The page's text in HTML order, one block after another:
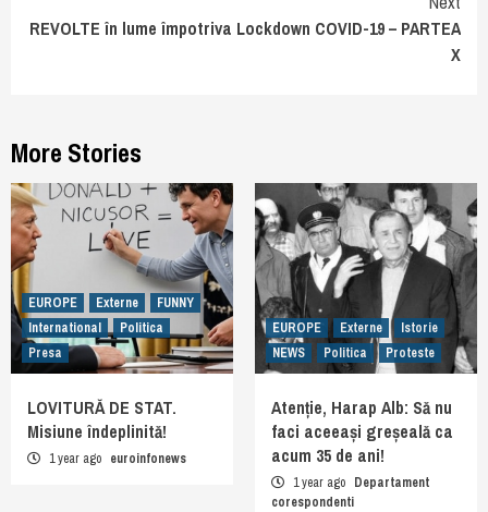
REVOLTE în lume împotriva Lockdown COVID-19 – PARTEA
X
More Stories
EUROPE Externe
FUNNY
International
Politica
Presa
LOVITURĂ DE STAT.
Misiune îndeplinită!
1 year ago euroinfonews
EUROPE Externe
Istorie
NEWS
Politica Proteste
Atenție, Harap Alb: Să nu
faci aceeași greșeală ca
acum 35 de ani!
1 year ago Departament
corespondenti